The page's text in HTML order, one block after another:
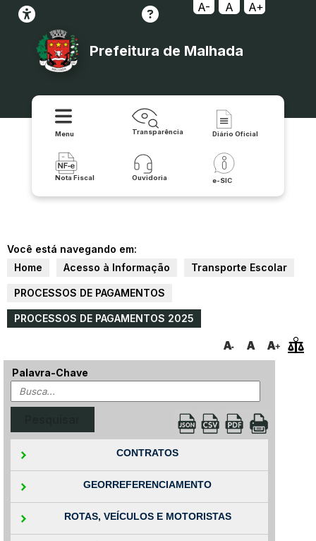
A- A A+
Prefeitura de Malhada
Menu Transparência Diário Oficial
Nota Fiscal Ouvidoria e-SIC
Você está navegando em:
Home
Acesso à Informação Transporte Escolar
PROCESSOS DE PAGAMENTOS
PROCESSOS DE PAGAMENTOS 2025
Palavra-Chave
CONTRATOS
GEORREFERENCIAMENTO
ROTAS, VEÍCULOS E MOTORISTAS